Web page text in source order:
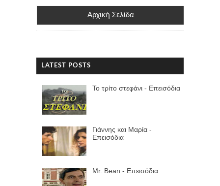
Αρχική Σελίδα
LATEST POSTS
Το τρίτο στεφάνι - Επεισόδια
Γιάννης και Μαρία -
Επεισόδια
Mr. Bean - Επεισόδια